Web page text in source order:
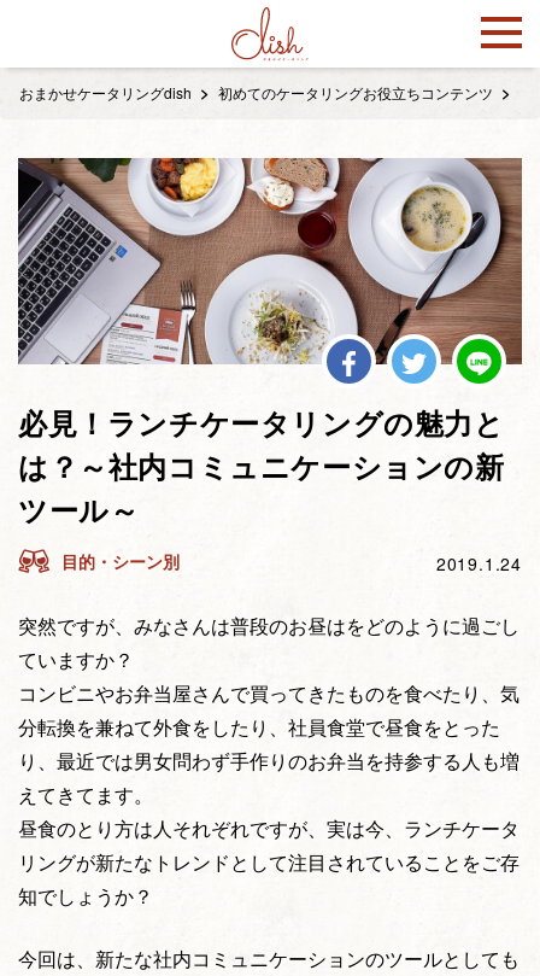
おまかせケータリングdish 初めてのケータリングお役立ちコンテンツ
必見！ランチケータリングの魅力と
は？～社内コミュニケーションの新
ツール～
目的・シーン別 2019.1.24
突然ですが、みなさんは普段のお昼はをどのように過ごし
ていますか？
コンビニやお弁当屋さんで買ってきたものを食べたり、気
分転換を兼ねて外食をしたり、社員食堂で昼食をとった
り、最近では男女問わず手作りのお弁当を持参する人も増
えてきてます。
昼食のとり方は人それぞれですが、実は今、ランチケータ
リングが新たなトレンドとして注目されていることをご存
知でしょうか？
今回は、新たな社内コミュニケーションのツールとしても